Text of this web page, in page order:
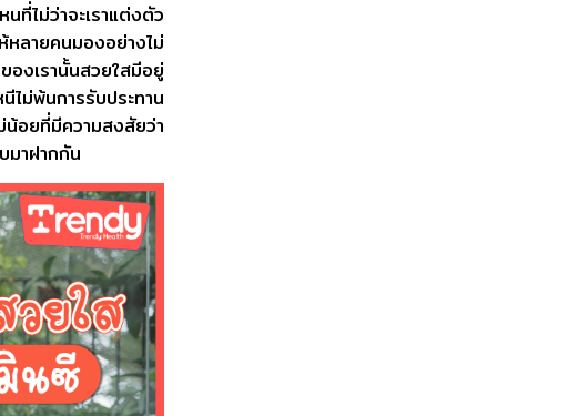
ที่ไม่ว่าจะเราแต่งตัว
ลายคนมองอย่างไม่
งเรานั้นสวยใสมีอยู่
พ้นการรับประทาน
อยที่มีความสงสัยว่า
มาฝากกัน